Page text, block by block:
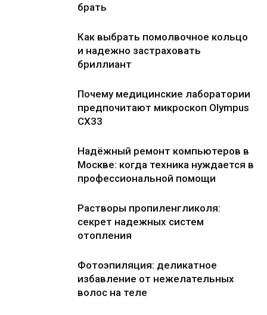
брать
Как выбрать помолвочное кольцо
и надежно застраховать
бриллиант
Почему медицинские лаборатории
предпочитают микроскоп Olympus
CX33
Надёжный ремонт компьютеров в
Москве: когда техника нуждается в
профессиональной помощи
Растворы пропиленгликоля:
секрет надежных систем
отопления
Фотоэпиляция: деликатное
избавление от нежелательных
волос на теле